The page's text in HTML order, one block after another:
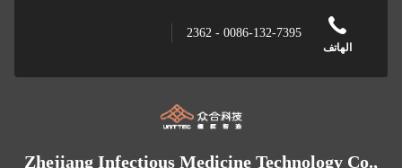
الهاتف
0086-132-7395 - 2362
Zhejiang Infectious Medicine Technology Co.,